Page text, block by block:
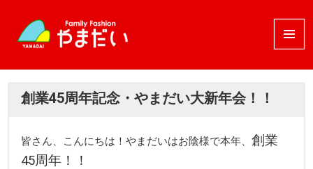
メニュ
ーとウ
創業45周年記念・やまだい大新年会！！
皆さん、こんにちは！やまだいはお陰様で本年、創業
45周年！！